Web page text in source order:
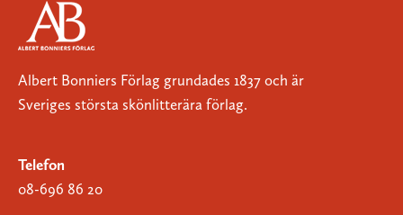
Albert Bonniers Förlag grundades 1837 och är
Sveriges största skönlitterära förlag.
Telefon
08-696 86 20